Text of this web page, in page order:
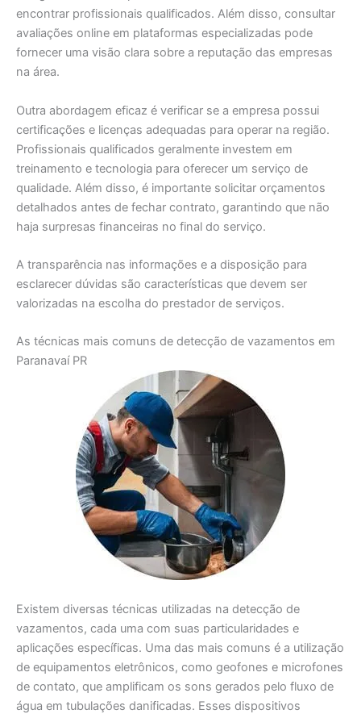
encontrar profissionais qualificados. Além disso, consultar
avaliações online em plataformas especializadas pode
fornecer uma visão clara sobre a reputação das empresas
na área.
Outra abordagem eficaz é verificar se a empresa possui
certificações e licenças adequadas para operar na região.
Profissionais qualificados geralmente investem em
treinamento e tecnologia para oferecer um serviço de
qualidade. Além disso, é importante solicitar orçamentos
detalhados antes de fechar contrato, garantindo que não
haja surpresas financeiras no final do serviço.
A transparência nas informações e a disposição para
esclarecer dúvidas são características que devem ser
valorizadas na escolha do prestador de serviços.
As técnicas mais comuns de detecção de vazamentos em
Paranavaí PR
Existem diversas técnicas utilizadas na detecção de
vazamentos, cada uma com suas particularidades e
aplicações específicas. Uma das mais comuns é a utilização
de equipamentos eletrônicos, como geofones e microfones
de contato, que amplificam os sons gerados pelo fluxo de
água em tubulações danificadas. Esses dispositivos